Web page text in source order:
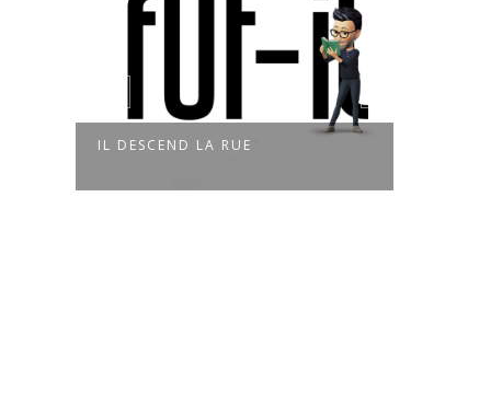
IL DESCEND LA RUE